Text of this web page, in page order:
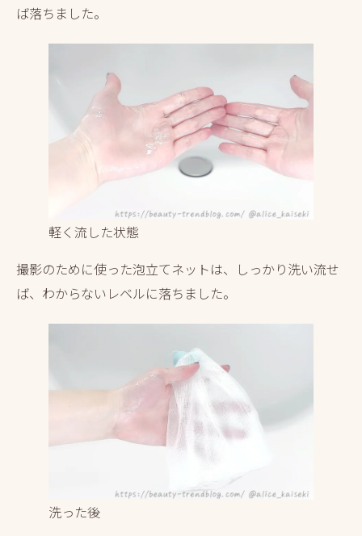
ば落ちました。
軽く流した状態
撮影のために使った泡立てネットは、しっかり洗い流せ
ば、わからないレベルに落ちました。
洗った後